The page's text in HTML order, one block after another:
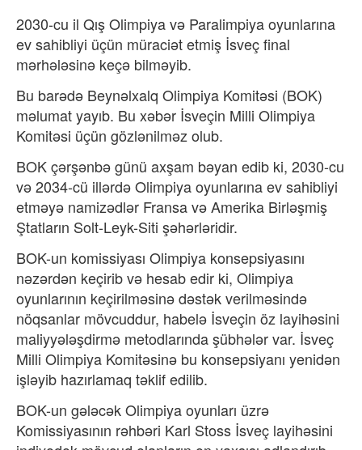
2030-cu il Qış Olimpiya və Paralimpiya oyunlarına
ev sahibliyi üçün müraciət etmiş İsveç final
mərhələsinə keçə bilməyib.
Bu barədə Beynəlxalq Olimpiya Komitəsi (BOK)
məlumat yayıb. Bu xəbər İsveçin Milli Olimpiya
Komitəsi üçün gözlənilməz olub.
BOK çərşənbə günü axşam bəyan edib ki, 2030-cu
və 2034-cü illərdə Olimpiya oyunlarına ev sahibliyi
etməyə namizədlər Fransa və Amerika Birləşmiş
Ştatların Solt-Leyk-Siti şəhərləridir.
BOK-un komissiyası Olimpiya konsepsiyasını
nəzərdən keçirib və hesab edir ki, Olimpiya
oyunlarının keçirilməsinə dəstək verilməsində
nöqsanlar mövcuddur, habelə İsveçin öz layihəsini
maliyyələşdirmə metodlarında şübhələr var. İsveç
Milli Olimpiya Komitəsinə bu konsepsiyanı yenidən
işləyib hazırlamaq təklif edilib.
BOK-un gələcək Olimpiya oyunları üzrə
Komissiyasının rəhbəri Karl Stoss İsveç layihəsini